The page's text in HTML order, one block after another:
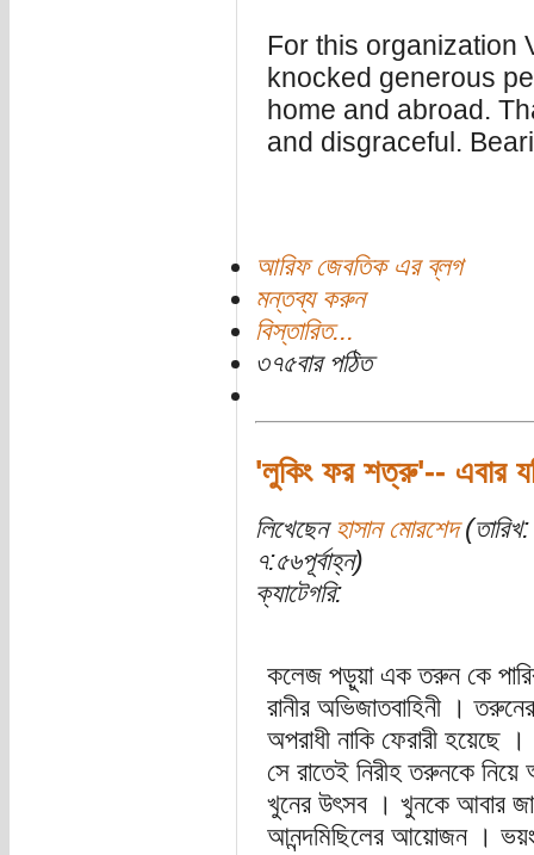
For this organization
knocked generous
home and abroad.
and disgraceful.
আরিফ জেবতিক এর ব্লগ
মন্তব্য করুন
বিস্তারিত...
৩৭৫বার পঠিত
'লুকিং ফর শত্রু'-- এবার
লিখেছেন হাসান মোরশেদ
৭:৫৬পূর্বাহ্ন)
ক্যাটেগরি:
কলেজ পড়ুয়া এক তরুন কে
রানীর অভিজাতবাহিনী ।
অপরাধী নাকি ফেরারী হয়েছে ।
সে রাতেই নিরীহ তরুনকে নিয়ে
খুনের উৎসব । খুনকে আবার
আনন্দমিছিলের আয়োজন ।